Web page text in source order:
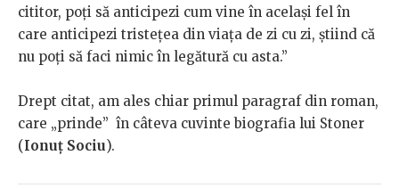
cititor, poți să anticipezi cum vine în același fel în
care anticipezi tristețea din viața de zi cu zi, știind că
nu poți să faci nimic în legătură cu asta.”
Drept citat, am ales chiar primul paragraf din roman,
care „prinde” în câteva cuvinte biografia lui Stoner
(Ionuț Sociu).